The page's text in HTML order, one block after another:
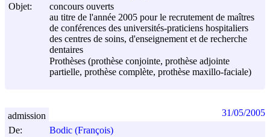
Objet:
concours ouverts
au titre de l'année 2005 pour le recrutement de maîtres
de conférences des universités-praticiens hospitaliers
des centres de soins, d'enseignement et de recherche
dentaires
Prothèses (prothèse conjointe, prothèse adjointe
partielle, prothèse complète, prothèse maxillo-faciale)
De:
Bodic (François)
admission 31/05/2005